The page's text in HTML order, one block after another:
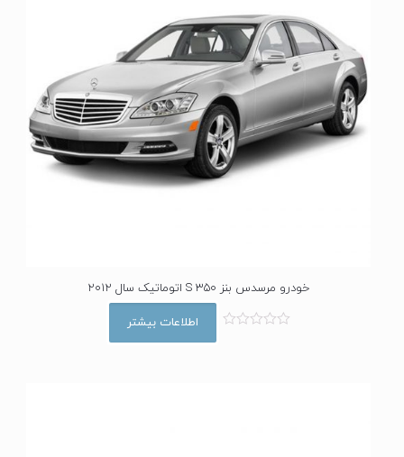
خودرو مرسدس بنز S 350 اتوماتیک سال 2012
اطلاعات بیشتر